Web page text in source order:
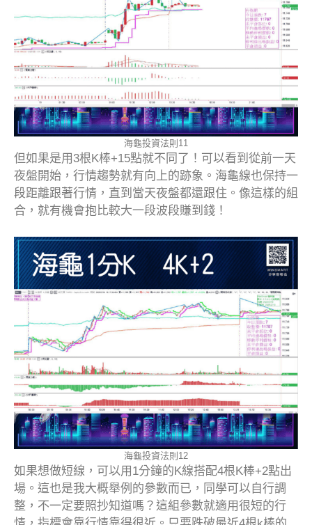
海龜投資法則11
但如果是用3根K棒+15點就不同了！可以看到從前一天
夜盤開始，行情趨勢就有向上的跡象。海龜線也保持一
段距離跟著行情，直到當天夜盤都還跟住。像這樣的組
合，就有機會抱比較大一段波段賺到錢！
海龜投資法則12
如果想做短線，可以用1分鐘的K線搭配4根K棒+2點出
場。這也是我大概舉例的參數而已，同學可以自行調
整，不一定要照抄知道嗎？這組參數就適用很短的行